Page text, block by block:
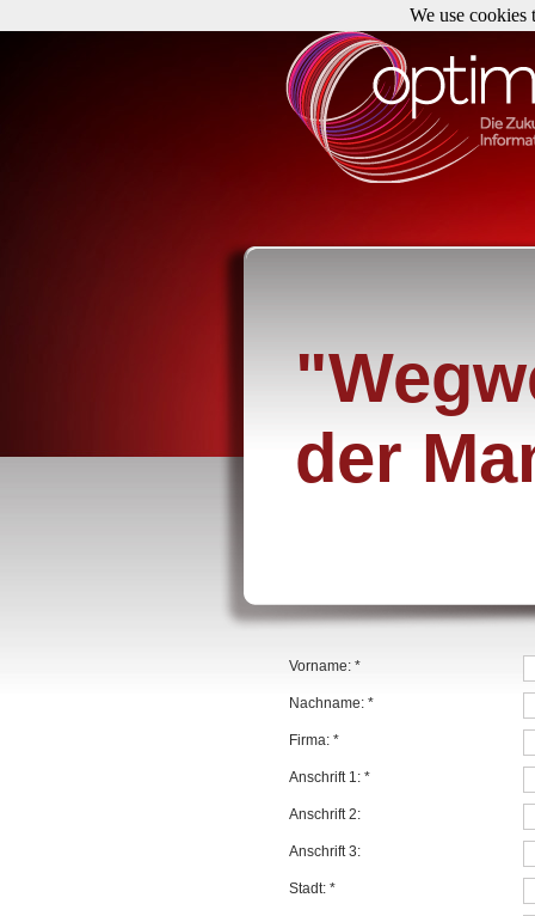
der
Vorname: *
Nachname: *
Firma: *
Anschrift 1: *
Anschrift 2:
Anschrift 3:
Stadt: *
We use cookies